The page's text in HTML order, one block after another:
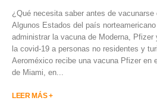
¿Qué necesita saber antes de
Algunos Estados del país
administrar la vacuna de Moderna,
la covid-19 a personas no residentes y
Aeroméxico recibe una vacuna Pfizer en
de Miami, en...
LEER MÁS +